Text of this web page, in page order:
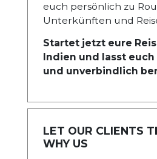
euch persönlich zu
Unterkünften und
Startet jetzt eure
Indien und lasst
und unverbindlich
LET OUR CLIENTS
WHY US